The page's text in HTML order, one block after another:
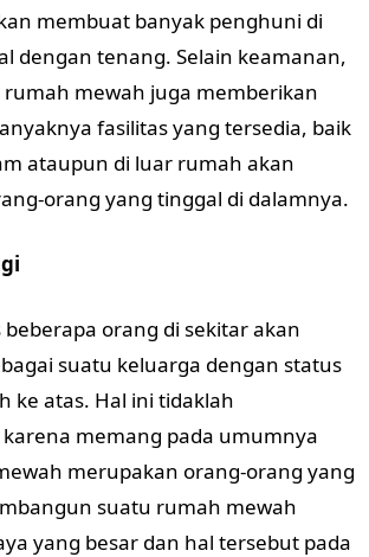
membuat banyak penghuni di
dengan tenang. Selain keamanan,
mewah juga memberikan
fasilitas yang tersedia, baik
ataupun di luar rumah akan
orang yang tinggal di dalamnya.
orang di sekitar akan
suatu keluarga dengan status
ke atas. Hal ini tidaklah
memang pada umumnya
merupakan orang-orang yang
suatu rumah mewah
yang besar dan hal tersebut pada